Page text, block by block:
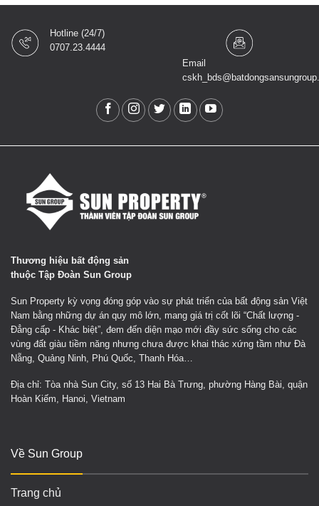
Hotline (24/7)
0707.23.4444
Email
Thương hiệu bất động sản
thuộc Tập Đoàn Sun Group
Sun Property kỳ vọng đóng góp vào sự phát triển của bất động sản Việt
Nam bằng những dự án quy mô lớn, mang giá trị cốt lõi “Chất lượng -
Đẳng cấp - Khác biệt”, đem đến diện mạo mới đầy sức sống cho các
vùng đất giàu tiềm năng nhưng chưa được khai thác xứng tầm như Đà
Nẵng, Quảng Ninh, Phú Quốc, Thanh Hóa…
Địa chỉ: Tòa nhà Sun City, số 13 Hai Bà Trưng, phường Hàng Bài, quận
Hoàn Kiếm, Hanoi, Vietnam
Về Sun Group
Trang chủ